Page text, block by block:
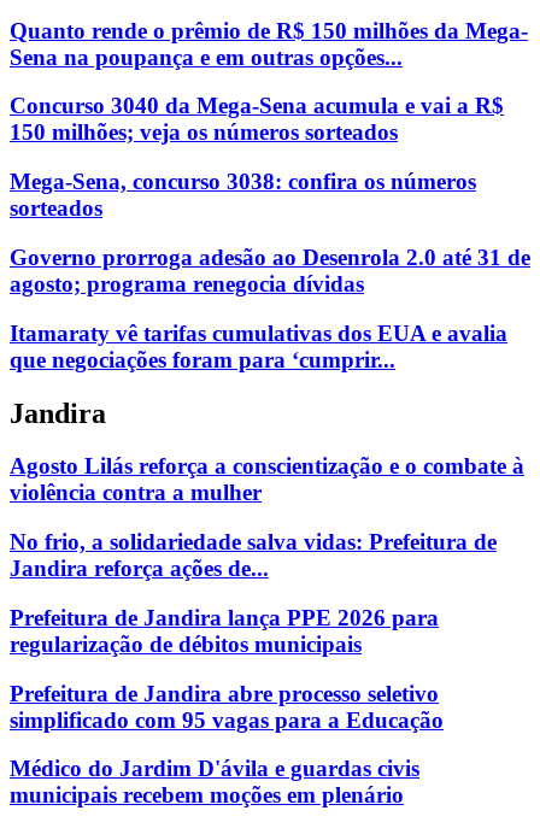
Quanto rende o prêmio de R$ 150 milhões da Mega-
Sena na poupança e em outras opções...
Concurso 3040 da Mega-Sena acumula e vai a R$
150 milhões; veja os números sorteados
Mega-Sena, concurso 3038: confira os números
sorteados
Governo prorroga adesão ao Desenrola 2.0 até 31 de
agosto; programa renegocia dívidas
Itamaraty vê tarifas cumulativas dos EUA e avalia
que negociações foram para ‘cumprir...
Jandira
Agosto Lilás reforça a conscientização e o combate à
violência contra a mulher
No frio, a solidariedade salva vidas: Prefeitura de
Jandira reforça ações de...
Prefeitura de Jandira lança PPE 2026 para
regularização de débitos municipais
Prefeitura de Jandira abre processo seletivo
simplificado com 95 vagas para a Educação
Médico do Jardim D'ávila e guardas civis
municipais recebem moções em plenário